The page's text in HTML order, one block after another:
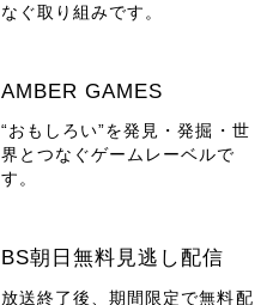
なぐ取り組みです。
AMBER GAMES
“おもしろい”を発見・発掘・世
界とつなぐゲームレーベルで
す。
BS朝日無料見逃し配信
放送終了後、期間限定で無料配